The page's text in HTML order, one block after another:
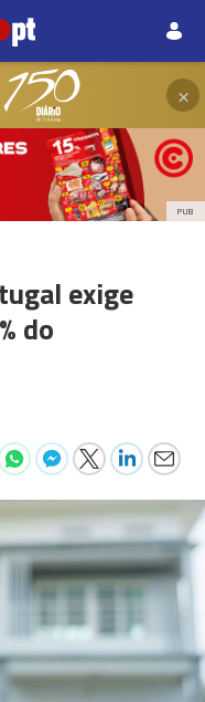
×
PUB
exige
do